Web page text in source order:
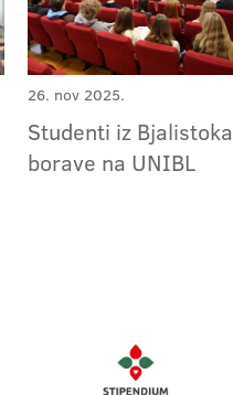
26. nov 2025.
Studenti iz Bjalistoka
borave na UNIBL